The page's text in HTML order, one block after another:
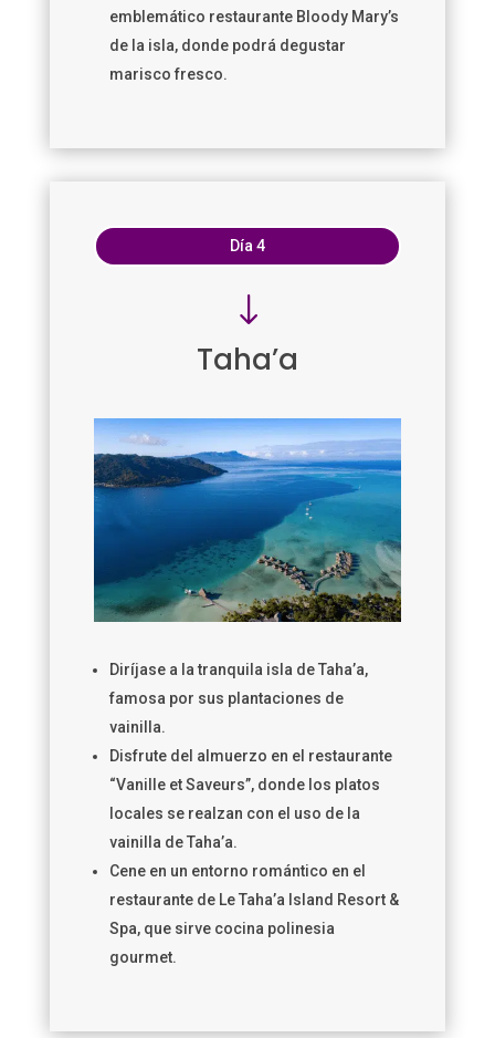
emblemático restaurante Bloody Mary’s
de la isla, donde podrá degustar
marisco fresco.
Día 4
"
Taha’a
Diríjase a la tranquila isla de Taha’a,
famosa por sus plantaciones de
vainilla.
Disfrute del almuerzo en el restaurante
“Vanille et Saveurs”, donde los platos
locales se realzan con el uso de la
vainilla de Taha’a.
Cene en un entorno romántico en el
restaurante de Le Taha’a Island Resort &
Spa, que sirve cocina polinesia
gourmet.